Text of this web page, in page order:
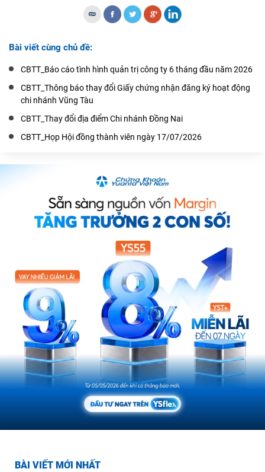
BÀI VIẾT MỚI NHẤT
Bài viết cùng chủ đề:
CBTT_Báo cáo tình hình quản trị công ty 6 tháng đầu năm 2026
CBTT_Thông báo thay đổi Giấy chứng nhận đăng ký hoạt động
chi nhánh Vũng Tàu
CBTT_Thay đổi địa điểm Chi nhánh Đồng Nai
CBTT_Họp Hội đồng thành viên ngày 17/07/2026